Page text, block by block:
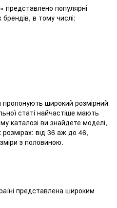
представлено популярні
брендів, в тому числі:
пропонують широкий розмірний
статі найчастіше мають
каталозі ви знайдете моделі,
розмірах: від 36 аж до 46,
з половиною.
представлена ​​широким